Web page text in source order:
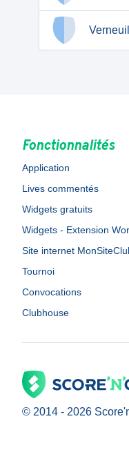
Fonctionnalités
Application
Lives commentés
Widgets gratuits
Widgets - Extension
Site internet
Tournoi
Convocations
Clubhouse
© 2014 - 2026